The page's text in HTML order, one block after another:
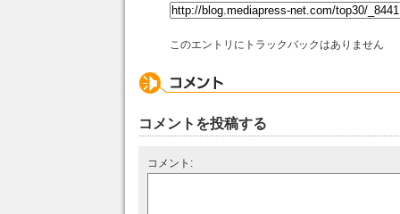
このエントリにトラックバックはありません
コメントを投稿する
コメント: